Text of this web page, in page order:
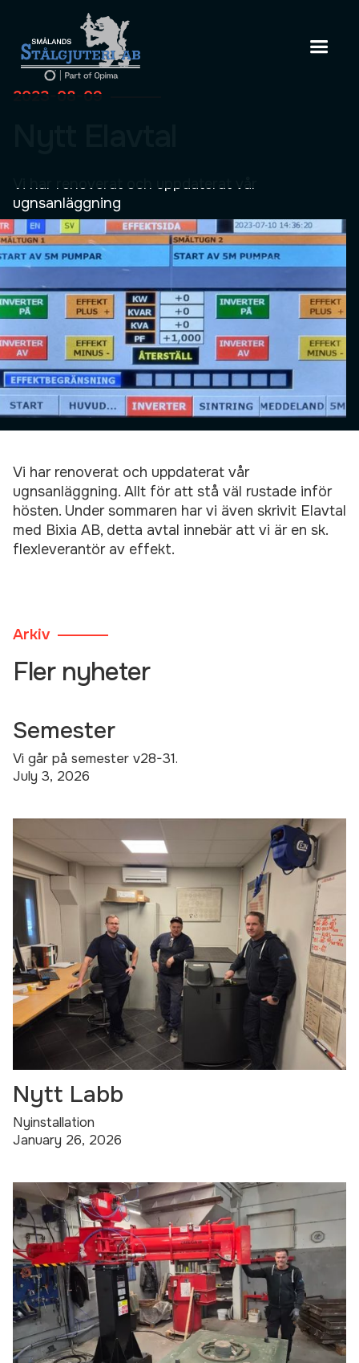
2023-08-09
Vi har renoverat och uppdaterat vår
ugnsanläggning
Vi har renoverat och uppdaterat vår
ugnsanläggning. Allt för att stå väl rustade inför
hösten. Under sommaren har vi även skrivit Elavtal
med Bixia AB, detta avtal innebär att vi är en sk.
flexleverantör av effekt.
Arkiv
Fler nyheter
Semester
Vi går på semester v28-31.
July 3, 2026
Nytt Labb
Nyinstallation
January 26, 2026